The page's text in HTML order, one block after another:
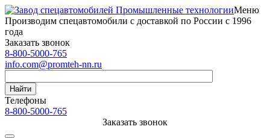
Меню
Производим спецавтомобили с доставкой по России с 1996
года
Заказать звонок
8-800-5000-765
info.com@promteh-nn.ru
Найти
Телефоны
8-800-5000-765
Заказать звонок